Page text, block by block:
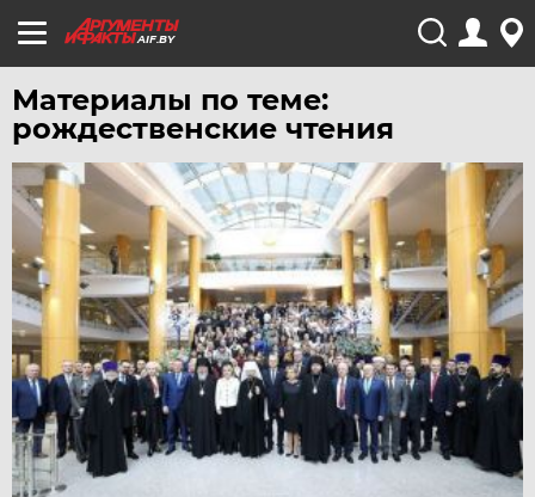
AIF.BY
Материалы по теме:
рождественские чтения